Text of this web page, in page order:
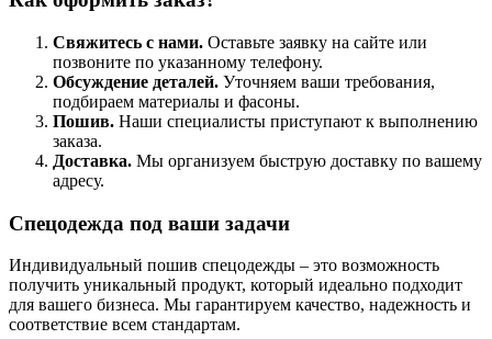
Свяжитесь с нами. Оставьте заявку на сайте или
позвоните по указанному телефону.
Обсуждение деталей. Уточняем ваши требования,
подбираем материалы и фасоны.
Пошив. Наши специалисты приступают к выполнению
заказа.
Доставка. Мы организуем быструю доставку по вашему
адресу.
Спецодежда под ваши задачи
Индивидуальный пошив спецодежды – это возможность
получить уникальный продукт, который идеально подходит
для вашего бизнеса. Мы гарантируем качество, надежность и
соответствие всем стандартам.